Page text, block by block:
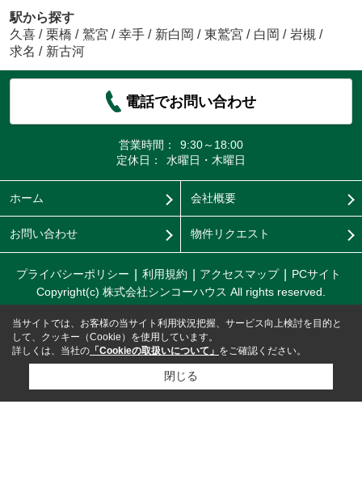
駅から探す
久喜 / 栗橋 / 鷲宮 / 幸手 / 新白岡 / 東鷲宮 / 白岡 / 岩槻 /
求名 / 新古河
電話でお問い合わせ
営業時間：
9:30～18:00
定休日：
水曜日・木曜日
ホーム 会社概要
お問い合わせ 物件リクエスト
プライバシーポリシー 利用規約 アクセスマップ
PCサイト
Copyright(c) 株式会社シンコーハウス All rights reserved.
当サイトでは、お客様の当サイト利用状況把握、サービス向上検討を目的と
して、クッキー（Cookie）を使用しています。
詳しくは、当社の 「Cookieの取扱いについて」 をご確認ください。
閉じる